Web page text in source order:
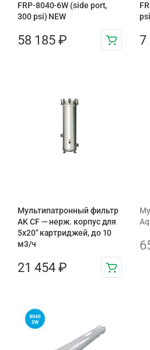
FRP-8040-6W (side port,
300 psi) NEW
58 185 ₽ 7
Мультипатронный фильтр
AK CF — нерж. корпус для
5х20″ картриджей, до 10
м3/ч
21 454 ₽